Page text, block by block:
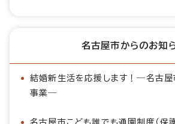
名古屋市からのお知
結婚新生活を応援します！―名古
事業―